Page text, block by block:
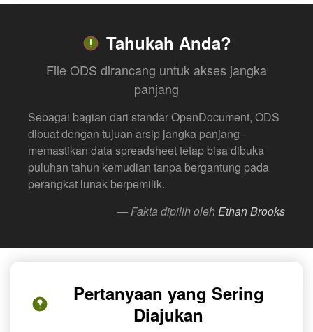
Tahukah Anda?
File ODS dirancang untuk akses jangka
panjang
Sebagai bagian dari standar OpenDocument, ODS
dibuat dengan tujuan arsip jangka panjang -
memastikan data spreadsheet tetap bisa dibuka
puluhan tahun kemudian tanpa bergantung pada
perangkat lunak berpemilik.
— Fakta dipilih olehEthan Brooks
Pertanyaan yang Sering
Diajukan